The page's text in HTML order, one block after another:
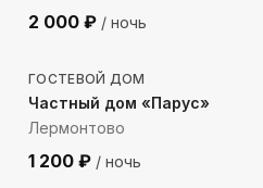
2 000 ₽ / ночь
159м до моря
ГОСТЕВОЙ ДОМ
Частный дом «Парус»
Лермонтово
1 200 ₽ / ночь
152м до моря